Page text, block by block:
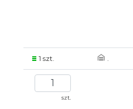
1 szt. .
szt.